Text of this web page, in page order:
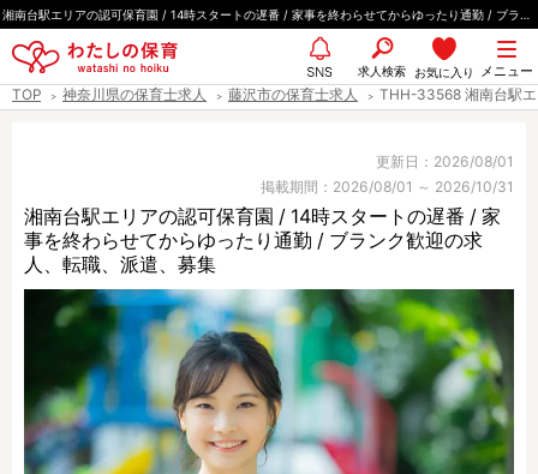
ペ
ー
の
湘南台駅エリアの認可保育園 / 14時スタートの遅番 / 家事を終わらせてからゆったり通勤 / ブランク歓迎
メニュー
お気に入り
求人検索
SNS
TOP 神奈川県の保育士求人 藤沢市の保育士求人 THH-33568 湘南台駅エ
更新日：2026/08/01
掲載期間：2026/08/01 ～ 2026/10/31
湘南台駅エリアの認可保育園 / 14時スタートの遅番 / 家
事を終わらせてからゆったり通勤 / ブランク歓迎の求
人、転職、派遣、募集
都道府県
雇用形態
職種
保育士
保育教諭
保育補助
幼稚園教諭